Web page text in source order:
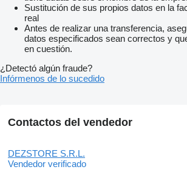
Sustitución de sus propios datos en la
real
Antes de realizar una transferencia,
datos especificados sean correctos y
en cuestión.
¿Detectó algún fraude?
Infórmenos de lo sucedido
Contactos del vendedor
DEZSTORE S.R.L.
Vendedor verificado